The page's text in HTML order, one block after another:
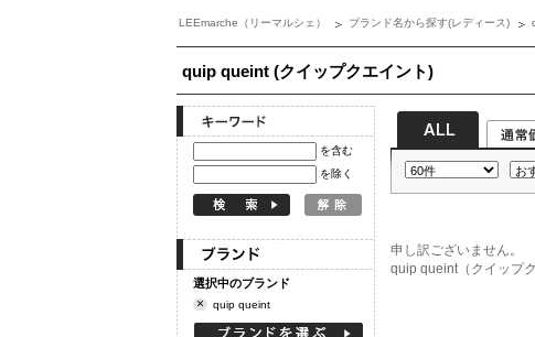
雑誌掲載アイテム
ランキング
雑誌･書籍(一緒に買うと送料無料)
定期購読
LEEmarche（リーマルシェ） ブランド名から探す(レディース)
quip queint (クイップクエイント)
を含む
を除く
選択中のブランド
× quip queint
申し訳ございません。
quip queint（クイップ